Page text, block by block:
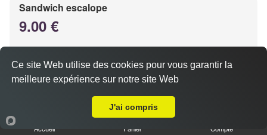
Sandwich escalope
9.00 €
Salade, tomates, oignons, sauce au choix
Accueil Panier Compte
Ce site Web utilise des cookies pour vous garantir la
meilleure expérience sur notre site Web
J'ai compris